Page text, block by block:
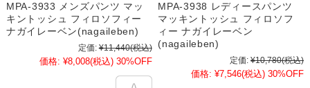
MPA-3933 メンズパンツ マッ
キントッシュ フィロソフィー
ナガイレーベン(nagaileben)
定価: ¥11,440(税込)
価格: ¥8,008(税込) 30%OFF
MPA-3938 レディースパンツ
マッキントッシュ フィロソフ
ィー ナガイレーベン
(nagaileben)
定価: ¥10,780(税込)
価格: ¥7,546(税込) 30%OFF